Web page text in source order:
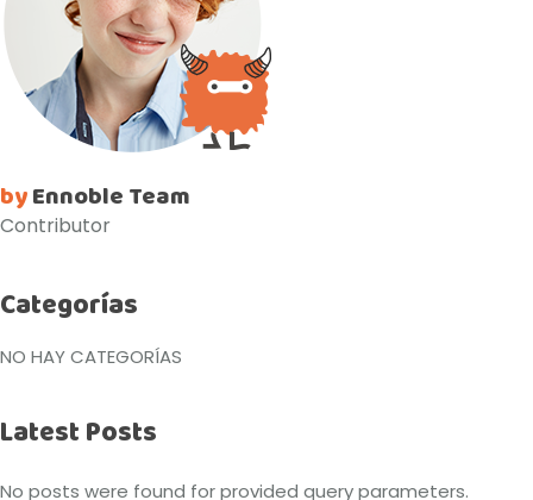
byEnnoble Team
Contributor
Categorías
NO HAY CATEGORÍAS
Latest Posts
No posts were found for provided query parameters.